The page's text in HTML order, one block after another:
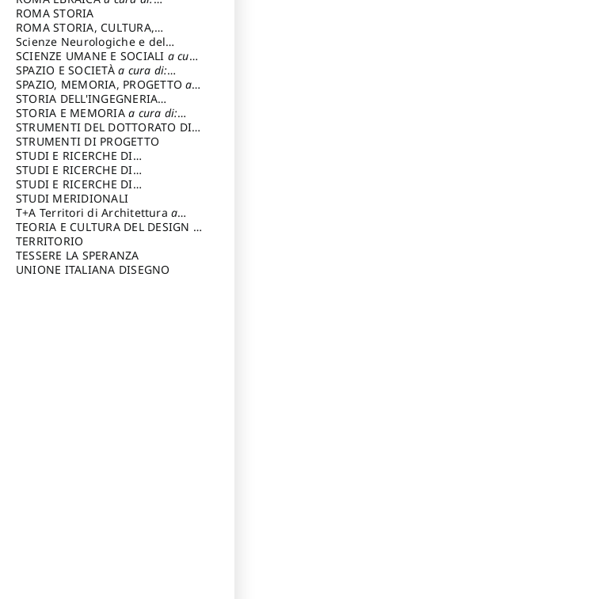
Procaccia Claudio
ROMA STORIA
ROMA STORIA, CULTURA,
IMMAGINEa cura di: Fagiolo
Marcello
Scienze Neurologiche e del
Comportamento
SCIENZE UMANE E SOCIALI a cura
di: Iannizzi Salvatore
SPAZIO E SOCIETÀa cura di:
Cassetti Roberto
SPAZIO, MEMORIA, PROGETTOa
cura di: Rossi Massimo
STORIA DELL'INGEGNERIA
STRUTTURALE IN ITALIAa cura di:
Poretti Sergio
STORIA E MEMORIAa cura di:
Rossi Lauro
STRUMENTI DEL DOTTORATO DI
RICERCA IN RILIEVO E
RAPPRESENTAZIONE
DELL’ARCHITETTURA E
DELL’AMBIENTEa cura di: Migliari
Riccardo
STRUMENTI DI PROGETTO
STUDI E RICERCHE DI
ARCHEOLOGIA IN SICILIA
di: Pelagatti Paola
STUDI E RICERCHE DI
ARCHITETTURA del Dipartimento
di Architettura Università degli
Studi G. d' Annunzio
STUDI E RICERCHE DI
ARCHITETTURA del Dipartimento
di Architettura Università degli
Studi G. d' Annunzio, Chieti-
Pescaraa cura di: Fusero Paolo
STUDI MERIDIONALI
T+A Territori di Architetturaa
cura di: Ramazzotti Luigi
TEORIA E CULTURA DEL DESIGN a
cura di: Furlanis Giuseppe
TERRITORIO
TESSERE LA SPERANZA
UNIONE ITALIANA DISEGNO